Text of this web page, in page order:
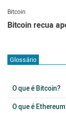
Bitcoin
Bitcoin recua
Glossário
O que é Bitcoin?
O que é